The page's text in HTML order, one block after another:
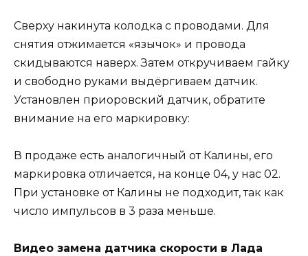
Сверху накинута колодка с проводами. Для
снятия отжимается «язычок» и провода
скидываются наверх. Затем откручиваем гайку
и свободно руками выдёргиваем датчик.
Установлен приоровский датчик, обратите
внимание на его маркировку:
В продаже есть аналогичный от Калины, его
маркировка отличается, на конце 04, у нас 02.
При установке от Калины не подходит, так как
число импульсов в 3 раза меньше.
Видео замена датчика скорости в Лада